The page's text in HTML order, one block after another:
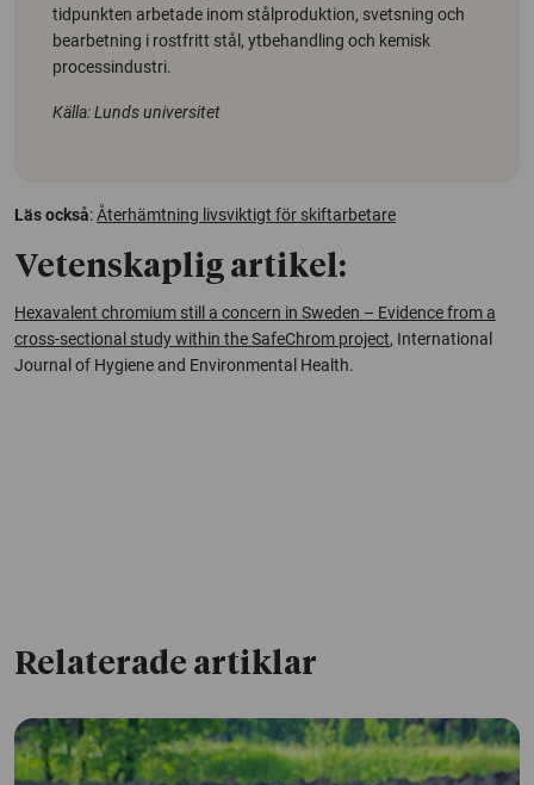
tidpunkten arbetade inom stålproduktion, svetsning och
bearbetning i rostfritt stål, ytbehandling och kemisk
processindustri.
Källa: Lunds universitet
Läs också:Återhämtning livsviktigt för skiftarbetare
Vetenskaplig artikel:
Hexavalent chromium still a concern in Sweden – Evidence from a
cross-sectional study within the SafeChrom project, International
Journal of Hygiene and Environmental Health.
Relaterade artiklar